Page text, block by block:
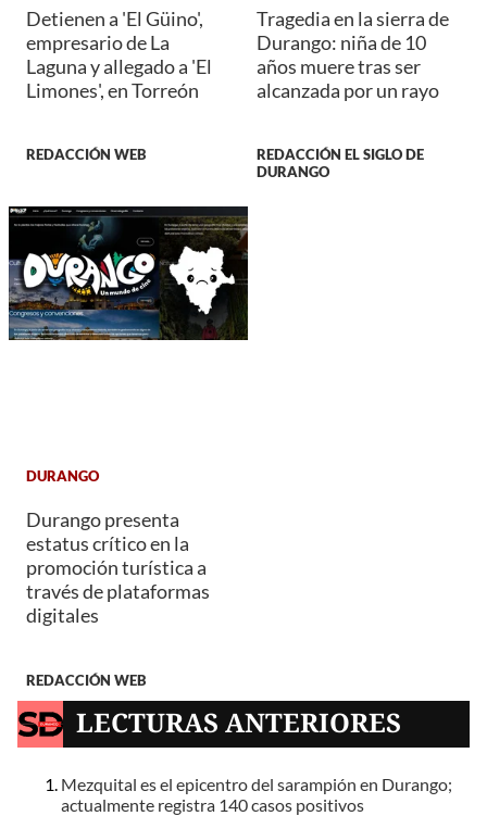
Detienen a 'El Güino',
empresario de La
Laguna y allegado a 'El
Limones', en Torreón
REDACCIÓN WEB
Tragedia en la sierra de
Durango: niña de 10
años muere tras ser
alcanzada por un rayo
REDACCIÓN EL SIGLO DE
DURANGO
DURANGO
Durango presenta
estatus crítico en la
promoción turística a
través de plataformas
digitales
REDACCIÓN WEB
LECTURAS ANTERIORES
Mezquital es el epicentro del sarampión en Durango;
actualmente registra 140 casos positivos